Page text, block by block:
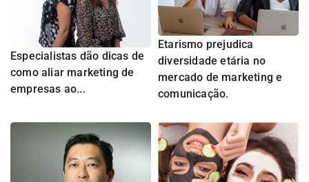
Especialistas dão dicas de
como aliar marketing de
empresas ao...
Etarismo prejudica
diversidade etária no
mercado de marketing e
comunicação.